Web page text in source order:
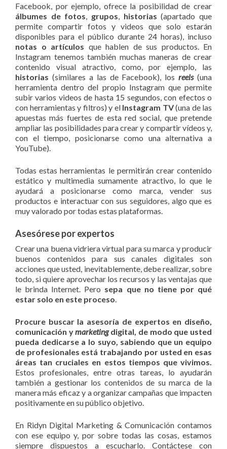
Facebook, por ejemplo, ofrece la posibilidad de crear
álbumes de fotos
grupos historias(apartado que
permite compartir fotos y videos que solo estarán
disponibles para el público durante 24 horas), incluso
notas o artículos que hablen de sus productos. En
Instagram tenemos también muchas maneras de crear
contenido visual atractivo, como, por ejemplo, las
historias (similares a las de Facebook), losreels (una
herramienta dentro del propio Instagram que permite
subir varios videos de hasta 15 segundos, con efectos o
con herramientas y filtros) y el Instagram TV(una de las
apuestas más fuertes de esta red social, que pretende
ampliar las posibilidades para crear y compartir vídeos y,
con el tiempo, posicionarse como una alternativa a
YouTube).
Todas estas herramientas le permitirán crear contenido
estático y multimedia sumamente atractivo, lo que le
ayudará a posicionarse como marca, vender sus
productos e interactuar con sus seguidores, algo que es
muy valorado por todas estas plataformas.
Asesórese por expertos
Crear una buena vidriera virtual para su marca y producir
buenos contenidos para sus canales digitales son
acciones que usted, inevitablemente, debe realizar, sobre
todo, si quiere aprovechar los recursos y las ventajas que
le brinda Internet. Pero sepa que no tiene por qué
estar solo en este proceso
Procure buscar la asesoría de expertos en diseño,
comunicación ymarketingdigital, de modo que usted
pueda dedicarse a lo suyo, sabiendo que un equipo
de profesionales está trabajando por usted en esas
áreas tan cruciales en estos tiempos que vivimos.
Estos profesionales, entre otras tareas, lo ayudarán
también a gestionar los contenidos de su marca de la
manera más eficaz y a organizar campañas que impacten
positivamente en su público objetivo.
En Ridyn Digital Marketing & Comunicación contamos
con ese equipo y, por sobre todas las cosas, estamos
siempre dispuestos a escucharlo. Contáctese con